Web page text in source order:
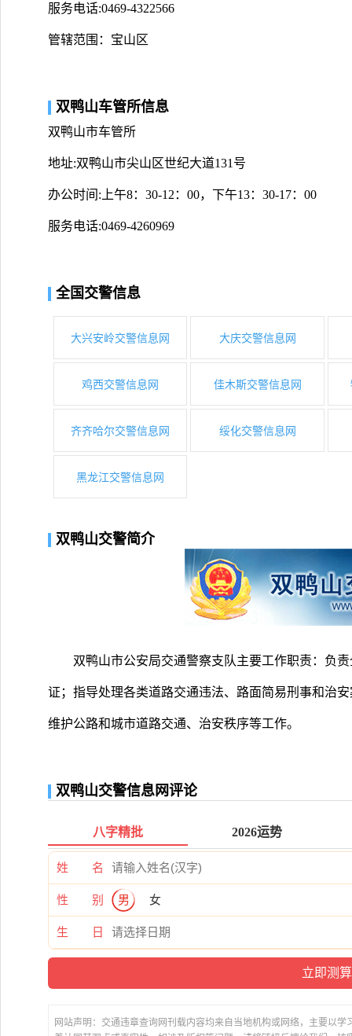
服务电话:0469-4322566
管辖范围：宝山区
双鸭山车管所信息
双鸭山市车管所
地址:双鸭山市尖山区世纪大道131号
办公时间:上午8：30-12：00，下午13：30-17：00
服务电话:0469-4260969
全国交警信息
大兴安岭交警信息网 大庆交警信息网
鸡西交警信息网 佳木斯交警信息网
齐齐哈尔交警信息网 绥化交警信息网
黑龙江交警信息网
双鸭山交警简介
双鸭山市公安局交通警察支队主要工作职责：负
证；指导处理各类道路交通违法、路面简易刑事和治
维护公路和城市道路交通、治安秩序等工作。
双鸭山交警信息网评论
八字精批 2026运势
姓 名
性 别 男 女
生 日
网站声明：交通违章查询网刊载内容均来自当地机构或网络，主要以